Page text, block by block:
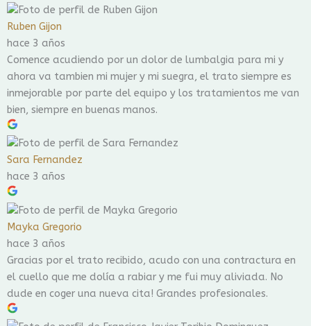
Ruben Gijon
hace 3 años
Comence acudiendo por un dolor de lumbalgia para mi y
ahora va tambien mi mujer y mi suegra, el trato siempre es
inmejorable por parte del equipo y los tratamientos me van
bien, siempre en buenas manos.
Sara Fernandez
hace 3 años
Mayka Gregorio
hace 3 años
Gracias por el trato recibido, acudo con una contractura en
el cuello que me dolía a rabiar y me fui muy aliviada. No
dude en coger una nueva cita! Grandes profesionales.